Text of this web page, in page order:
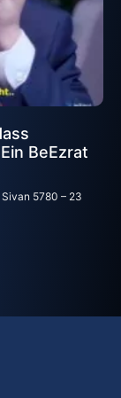
BeEzrat
5780 – 23